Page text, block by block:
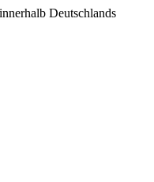
Deutschlands